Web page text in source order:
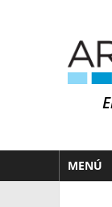
MENÚ